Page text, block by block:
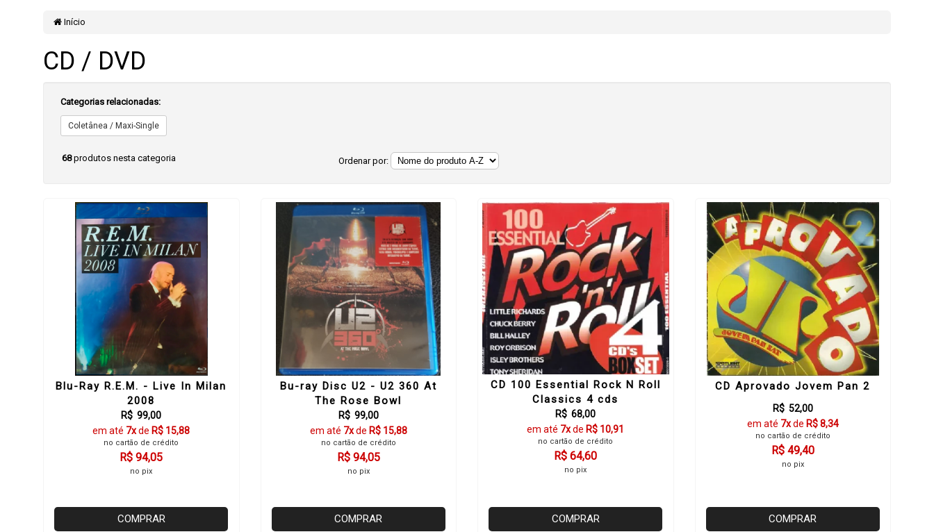
Início
CD / DVD
Categorias relacionadas:
Coletânea / Maxi-Single
68produtos nesta categoria Ordenar por:
Blu-Ray R.E.M. - Live In Milan
2008
R$ 99,00
em até 7xde R$ 15,88
no cartão de crédito
R$ 94,05
no pix
COMPRAR
Bu-ray Disc U2 - U2 360 At
The Rose Bowl
R$ 99,00
em até 7xde R$ 15,88
no cartão de crédito
R$ 94,05
no pix
COMPRAR
CD 100 Essential Rock N Roll
Classics 4 cds
R$ 68,00
em até 7xde R$ 10,91
no cartão de crédito
R$ 64,60
no pix
COMPRAR
CD Aprovado Jovem Pan 2
R$ 52,00
em até 7xde R$ 8,34
no cartão de crédito
R$ 49,40
no pix
COMPRAR